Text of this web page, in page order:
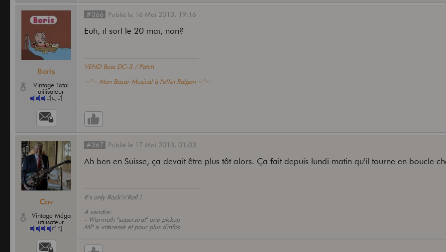
8oris
Vintage Total
utilisateur
#366 Publié le 16 Mai 2013, 19:16
Euh, il sort le 20 mai, non?
VEND Boss DC-3 / Patch
~°~ Mon Bazar Musical à l'effet Ralgan ~°~
Cav
Vintage Méga
utilisateur
#367 Publié le 17 Mai 2013, 01:03
Ah ben en Suisse, ça devait être plus tôt alors. Ça fait depuis lundi matin qu'il tourne en boucle
It’s only Rock’n’Roll !
A vendre:
- Warmoth "superstrat" one pickup
MP si intéressé et pour plus d'infos